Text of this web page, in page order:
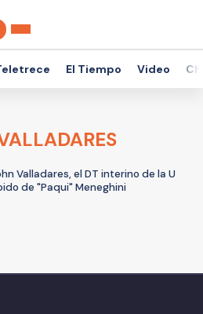
El Tiempo Video
Valladares, el DT interino de la U
de "Paqui" Meneghini